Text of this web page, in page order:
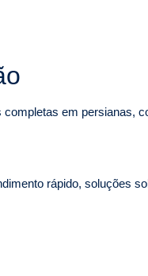
em persianas,
rápido, soluções